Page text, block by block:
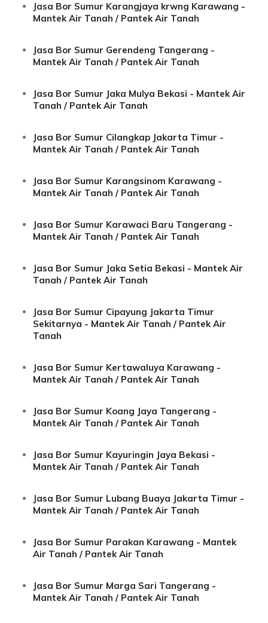
Jasa Bor Sumur Karangjaya krwng Karawang -
Mantek Air Tanah / Pantek Air Tanah
Jasa Bor Sumur Gerendeng Tangerang -
Mantek Air Tanah / Pantek Air Tanah
Jasa Bor Sumur Jaka Mulya Bekasi - Mantek Air
Tanah / Pantek Air Tanah
Jasa Bor Sumur Cilangkap Jakarta Timur -
Mantek Air Tanah / Pantek Air Tanah
Jasa Bor Sumur Karangsinom Karawang -
Mantek Air Tanah / Pantek Air Tanah
Jasa Bor Sumur Karawaci Baru Tangerang -
Mantek Air Tanah / Pantek Air Tanah
Jasa Bor Sumur Jaka Setia Bekasi - Mantek Air
Tanah / Pantek Air Tanah
Jasa Bor Sumur Cipayung Jakarta Timur
Sekitarnya - Mantek Air Tanah / Pantek Air
Tanah
Jasa Bor Sumur Kertawaluya Karawang -
Mantek Air Tanah / Pantek Air Tanah
Jasa Bor Sumur Koang Jaya Tangerang -
Mantek Air Tanah / Pantek Air Tanah
Jasa Bor Sumur Kayuringin Jaya Bekasi -
Mantek Air Tanah / Pantek Air Tanah
Jasa Bor Sumur Lubang Buaya Jakarta Timur -
Mantek Air Tanah / Pantek Air Tanah
Jasa Bor Sumur Parakan Karawang - Mantek
Air Tanah / Pantek Air Tanah
Jasa Bor Sumur Marga Sari Tangerang -
Mantek Air Tanah / Pantek Air Tanah